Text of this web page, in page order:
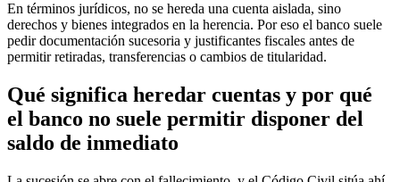
En términos jurídicos, no se hereda una cuenta aislada, sino
derechos y bienes integrados en la herencia. Por eso el banco suele
pedir documentación sucesoria y justificantes fiscales antes de
permitir retiradas, transferencias o cambios de titularidad.
Qué significa heredar cuentas y por qué
el banco no suele permitir disponer del
saldo de inmediato